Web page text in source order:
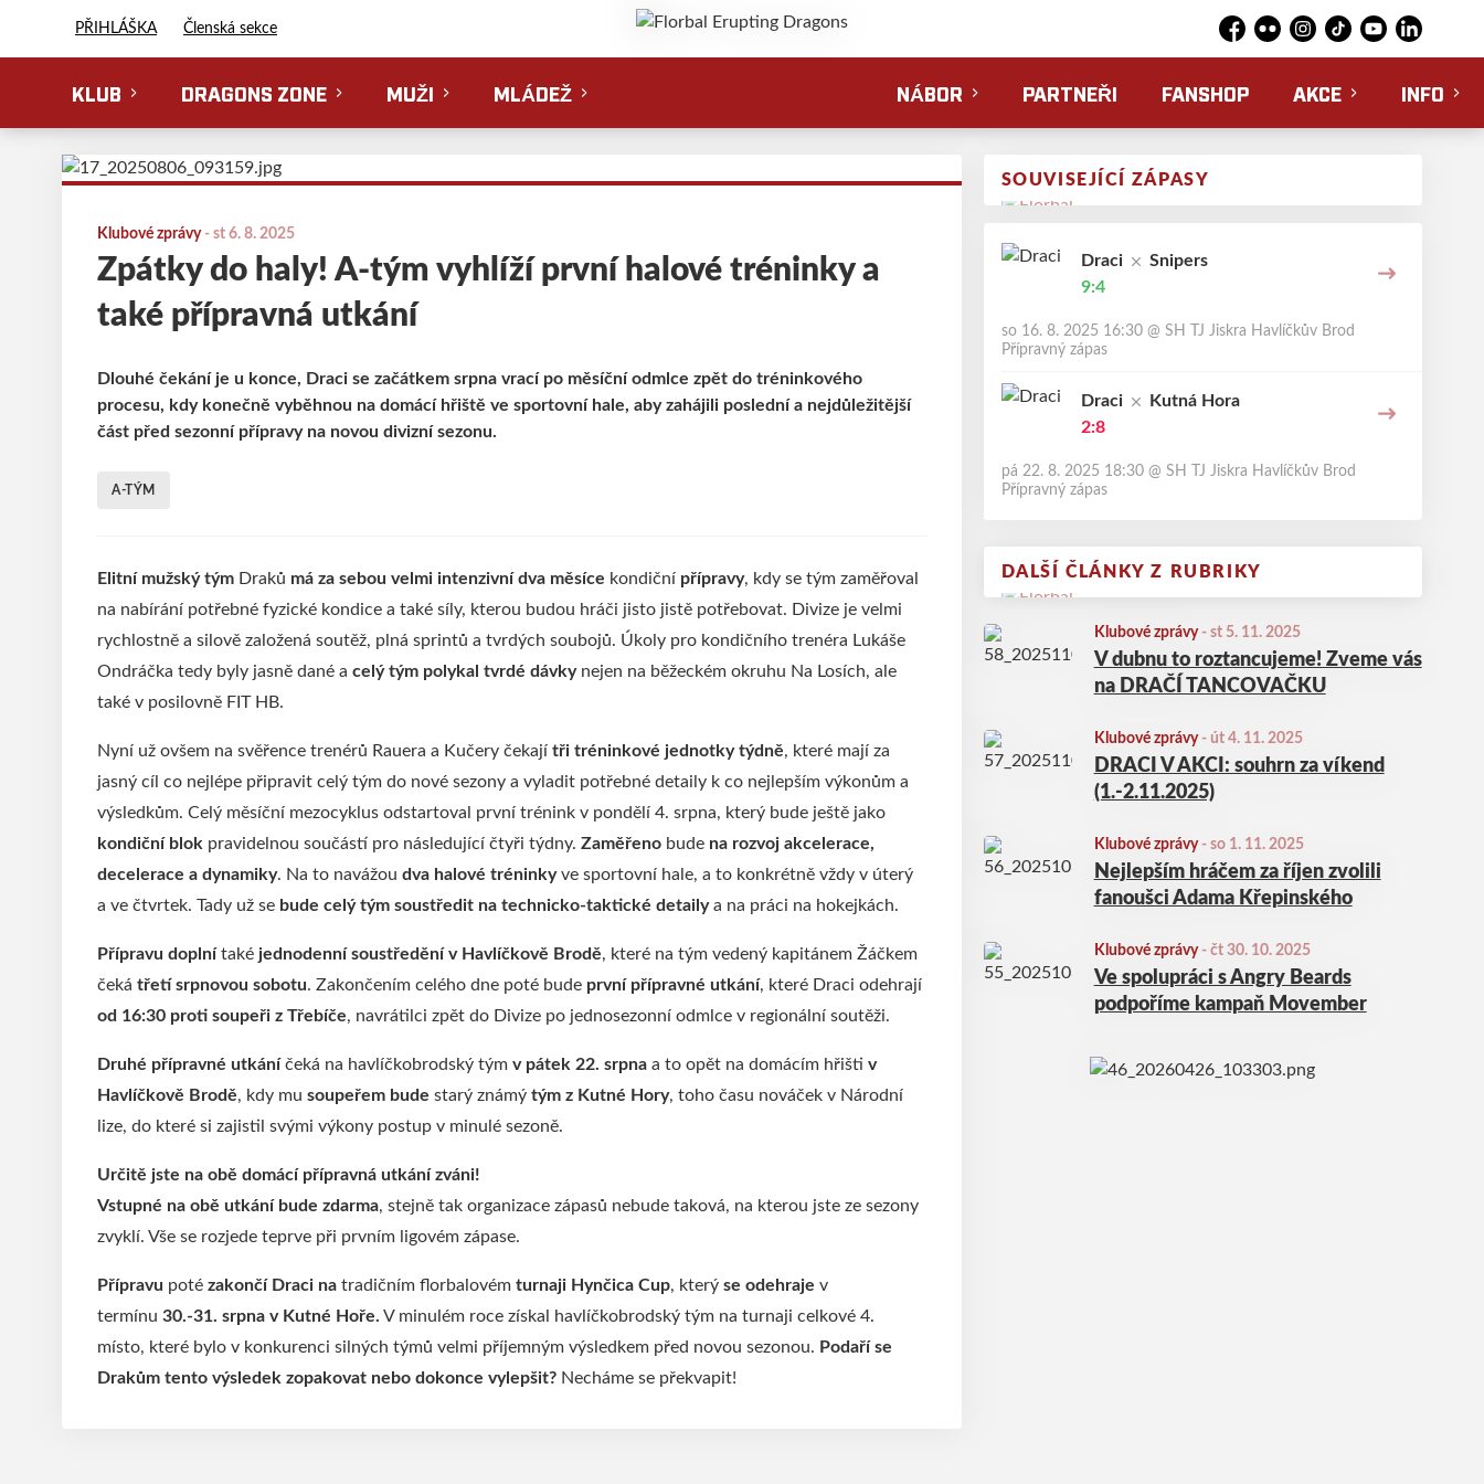
PŘIHLÁŠKA Členská sekce
Facebook
Flickr Instagram
TikTokYouTubeLinkedIn
KLUB DRAGONS ZONE MUŽI MLÁDEŽ NÁBOR PARTNEŘI FANSHOP AKCE INFO
SOUVISEJÍCÍ ZÁPASY
Draci
Snipers
9:4
so 16. 8. 2025 16:30@ SH TJ Jiskra Havlíčkův Brod
Přípravný zápas
Draci
Kutná Hora
2:8
pá 22. 8. 2025 18:30@ SH TJ Jiskra Havlíčkův Brod
Přípravný zápas
DALŠÍ ČLÁNKY Z RUBRIKY
Klubové zprávy- st 5. 11. 2025
V dubnu to roztancujeme! Zveme vás
na DRAČÍ TANCOVAČKU
Klubové zprávy- út 4. 11. 2025
DRACI V AKCI: souhrn za víkend
(1.-2.11.2025)
Klubové zprávy- so 1. 11. 2025
Nejlepším hráčem za říjen zvolili
fanoušci Adama Křepinského
Klubové zprávy- čt 30. 10. 2025
Ve spolupráci s Angry Beards
podpoříme kampaň Movember
Klubové zprávy- st 6. 8. 2025
Zpátky do haly! A-tým vyhlíží první halové tréninky a
také přípravná utkání
Dlouhé čekání je u konce, Draci se začátkem srpna vrací po měsíční odmlce zpět do tréninkového
procesu, kdy konečně vyběhnou na domácí hřiště ve sportovní hale, aby zahájili poslední a nejdůležitější
část před sezonní přípravy na novou divizní sezonu.
A-TÝM
Elitní mužský tým Draků má za sebou velmi intenzivní dva měsíce kondiční přípravy, kdy se tým zaměřoval
na nabírání potřebné fyzické kondice a také síly, kterou budou hráči jisto jistě potřebovat. Divize je velmi
rychlostně a silově založená soutěž, plná sprintů a tvrdých soubojů. Úkoly pro kondičního trenéra Lukáše
Ondráčka tedy byly jasně dané a celý tým polykal tvrdé dávkynejen na běžeckém okruhu Na Losích, ale
také v posilovně FIT HB.
Nyní už ovšem na svěřence trenérů Rauera a Kučery čekají tři tréninkové jednotky týdně, které mají za
jasný cíl co nejlépe připravit celý tým do nové sezony a vyladit potřebné detaily k co nejlepším výkonům a
výsledkům. Celý měsíční mezocyklus odstartoval první trénink v pondělí 4. srpna, který bude ještě jako
kondiční blok pravidelnou součástí pro následující čtyři týdny. Zaměřeno bude na rozvoj akcelerace,
decelerace a dynamiky. Na to navážou dva halové tréninkyve sportovní hale, a to konkrétně vždy v úterý
a ve čtvrtek. Tady už se bude celý tým soustředit na technicko-taktické detailya na práci na hokejkách.
Přípravu doplnítaké jednodenní soustředění v Havlíčkově Brodě, které na tým vedený kapitánem Žáčkem
čeká třetí srpnovou sobotu. Zakončením celého dne poté bude první přípravné utkání, které Draci odehrají
od 16:30 proti soupeři z Třebíče, navrátilci zpět do Divize po jednosezonní odmlce v regionální soutěži.
Druhé přípravné utkáníčeká na havlíčkobrodský tým v pátek 22. srpna a to opět na domácím hřišti v
Havlíčkově Brodě, kdy mu soupeřem bude starý známý tým z Kutné Hory, toho času nováček v Národní
lize, do které si zajistil svými výkony postup v minulé sezoně.
Určitě jste na obě domácí přípravná utkání zváni!
Vstupné na obě utkání bude zdarma, stejně tak organizace zápasů nebude taková, na kterou jste ze sezony
zvyklí. Vše se rozjede teprve při prvním ligovém zápase.
Přípravu poté zakončí Draci na tradičním florbalovém turnaji Hynčica Cup, který se odehraje v
termínu 30.-31. srpna v Kutné Hoře. V minulém roce získal havlíčkobrodský tým na turnaji celkové 4.
místo, které bylo v konkurenci silných týmů velmi příjemným výsledkem před novou sezonou. Podaří se
Drakům tento výsledek zopakovat nebo dokonce vylepšit? Necháme se překvapit!